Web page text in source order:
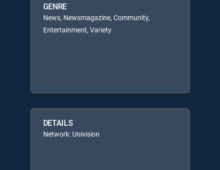
GENRE
News, Newsmagazine, Community,
Entertainment, Variety
DETAILS
Network: Univision